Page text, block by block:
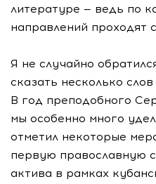
литературе — ведь по
направлений проходят
Я не случайно
сказать несколько
В год преподобного
мы особенно много
отметил некоторые
первую православную
актива в рамках